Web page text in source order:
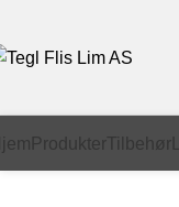
ProdukterTilbehør